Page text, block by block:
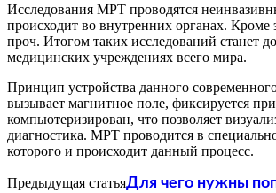
Исследования МРТ проводятся
происходит во внутренних органах. Кроме
проч. Итогом таких исследований станет
медицинских учреждениях всего мира.
Принцип устройства данного
вызывает магнитное поле, фиксируется
компьютеризирован, что позволяет
диагностика. МРТ проводится в
которого и происходит данный процесс.
Предыдущая статьяДля чего нужны